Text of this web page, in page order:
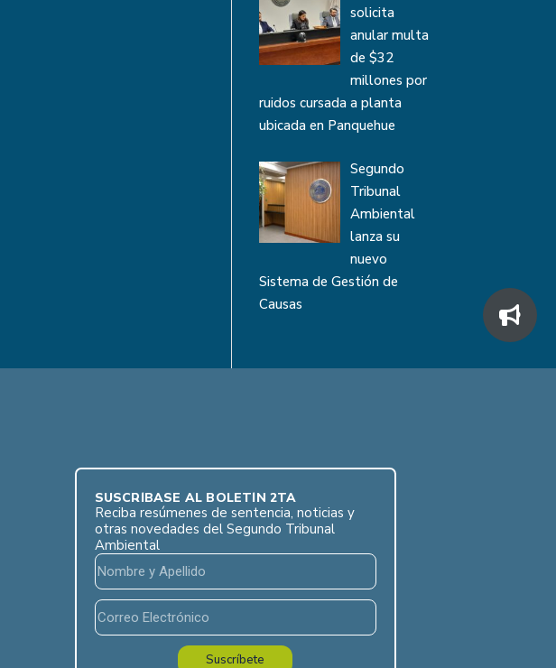
solicita
anular multa
de $32
millones por
ruidos cursada a planta
ubicada en Panquehue
Segundo
Tribunal
Ambiental
lanza su
nuevo
Sistema de Gestión de
Causas
SUSCRÍBASE AL BOLETÍN 2TA
Reciba resúmenes de sentencia, noticias y
otras novedades del Segundo Tribunal
Ambiental
Suscríbete